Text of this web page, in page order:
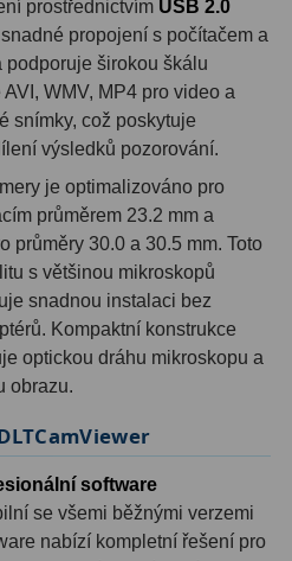
4
prostřednictvím USB 2.0
propojení s počítačem a
podporuje širokou škálu
WMV, MP4 pro video a
snímky, což poskytuje
výsledků pozorování.
je optimalizováno pro
průměrem 23.2 mm a
průměry 30.0 a 30.5 mm. Toto
s většinou mikroskopů
snadnou instalaci bez
Kompaktní konstrukce
optickou dráhu mikroskopu a
obrazu.
software
se všemi běžnými verzemi
nabízí kompletní řešení pro